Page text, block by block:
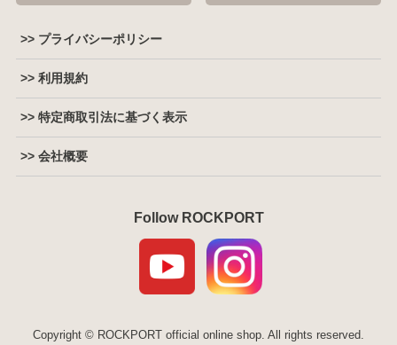
>> プライバシーポリシー
>> 利用規約
>> 特定商取引法に基づく表示
>> 会社概要
Follow ROCKPORT
Copyright © ROCKPORT official online shop. All rights reserved.